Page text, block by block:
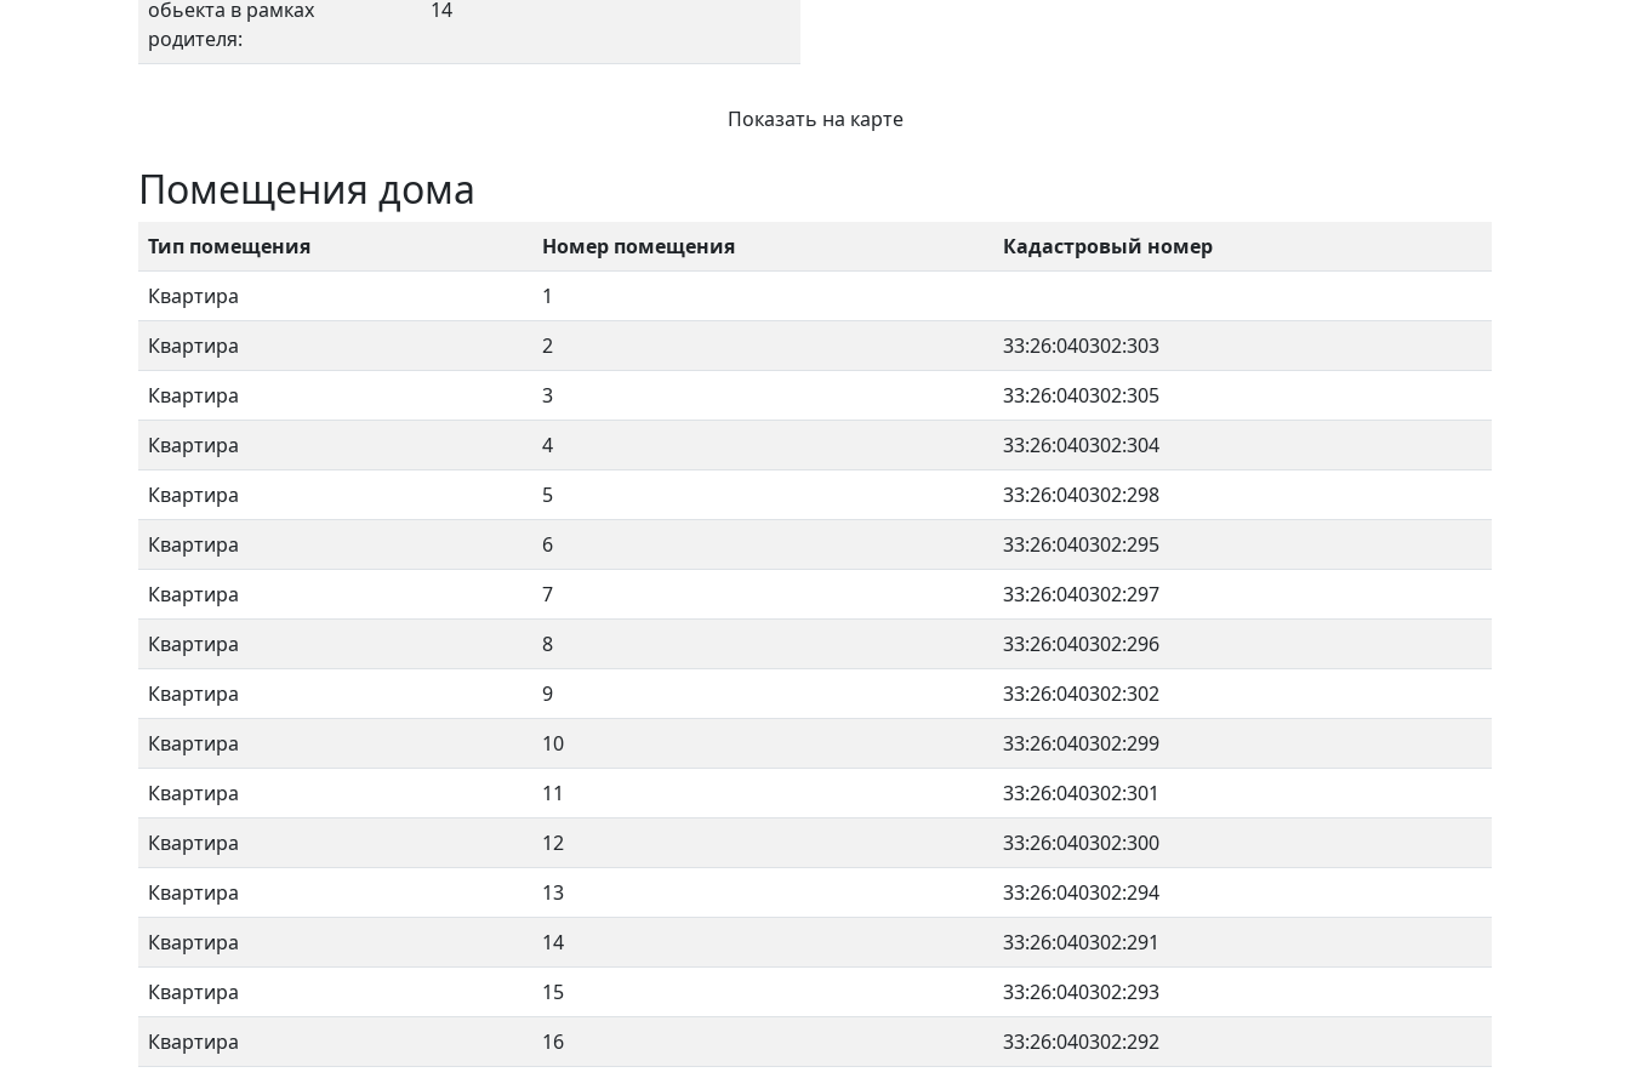
обьекта в рамках
родителя:
14
Показать на карте
Помещения дома
Тип помещения Номер помещения
Кадастровый номер
Квартира
1
Квартира
2
33:26:040302:303
Квартира
3
33:26:040302:305
Квартира
4
33:26:040302:304
Квартира
5
33:26:040302:298
Квартира
6
33:26:040302:295
Квартира
7
33:26:040302:297
Квартира
8
33:26:040302:296
Квартира
9
33:26:040302:302
Квартира
10
33:26:040302:299
Квартира
11
33:26:040302:301
Квартира
12
33:26:040302:300
Квартира
13
33:26:040302:294
Квартира
14
33:26:040302:291
Квартира
15
33:26:040302:293
Квартира
16 33:26:040302:292